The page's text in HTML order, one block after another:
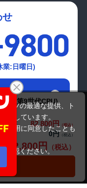
(第9世代CPU)
82,800円
0円
82,800円
せ
業:日曜日)
ンツの最適な提供、ト
用しています。
利用に同意したことも
ご確認ください。